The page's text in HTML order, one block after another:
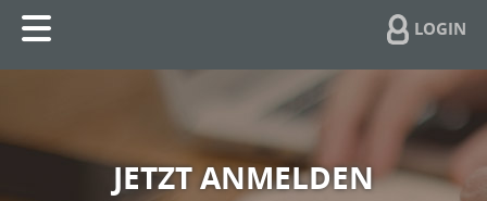
LOGIN
JETZT ANMELDEN